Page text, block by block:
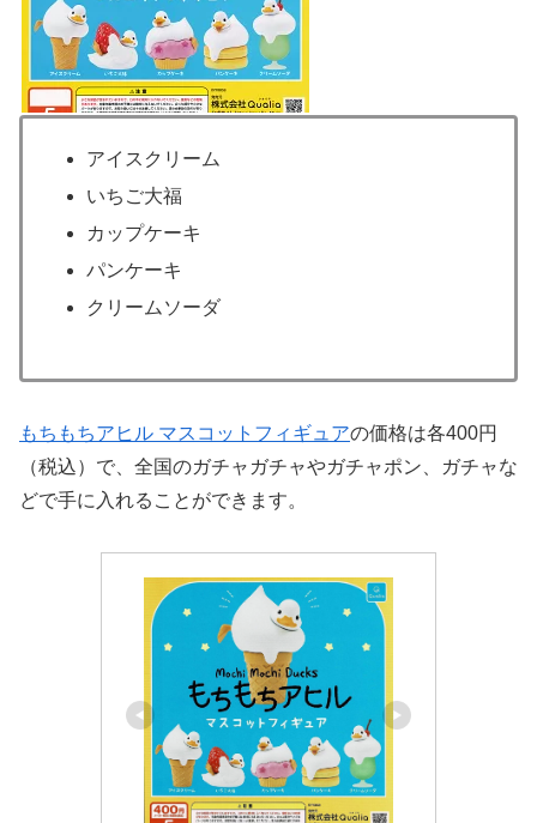
アイスクリーム
いちご大福
カップケーキ
パンケーキ
クリームソーダ
もちもちアヒル マスコットフィギュアの価格は各400円
（税込）で、全国のガチャガチャやガチャポン、ガチャな
どで手に入れることができます。